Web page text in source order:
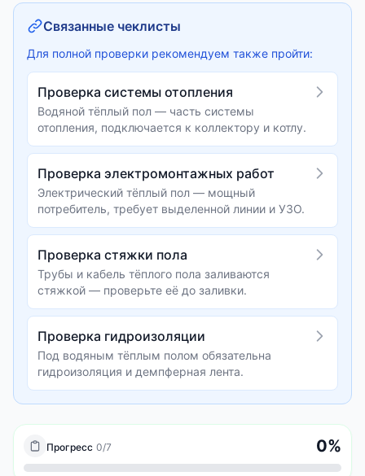
Связанные чеклисты
Для полной проверки рекомендуем также пройти:
Проверка системы отопления
Водяной тёплый пол — часть системы
отопления, подключается к коллектору и котлу.
Проверка электромонтажных работ
Электрический тёплый пол — мощный
потребитель, требует выделенной линии и УЗО.
Проверка стяжки пола
Трубы и кабель тёплого пола заливаются
стяжкой — проверьте её до заливки.
Проверка гидроизоляции
Под водяным тёплым полом обязательна
гидроизоляция и демпферная лента.
Прогресс 0/7 0%